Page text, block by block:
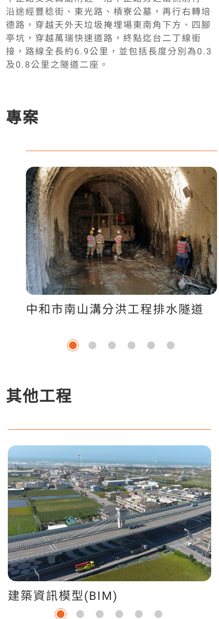
沿途經豐稔街、東光路、槓寮公墓，再行右轉培
德路，穿越天外天垃圾掩埋場東南角下方、四腳
亭坑，穿越萬瑞快速道路，終點迄台二丁線銜
接，路線全長約6.9公里，並包括長度分別為0.3
及0.8公里之隧道二座。
專案
中和市南山溝分洪工程排水隧道
其他工程
建築資訊模型(BIM)